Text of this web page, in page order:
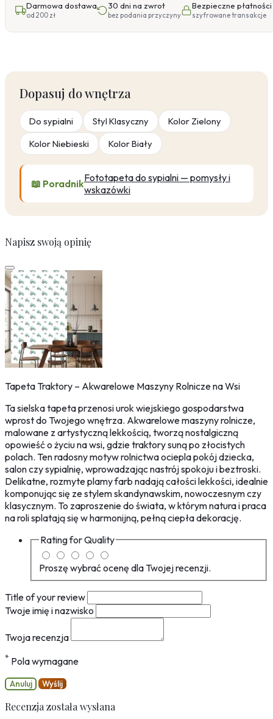
Darmowa dostawa
od 200 zł
30 dni na zwrot
bez podania przyczyny
Bezpieczne płatności
szyfrowane transakcje
Dopasuj do wnętrza
Do sypialni Styl Klasyczny
Kolor Zielony
Kolor Niebieski
Kolor Biały
📖 PoradnikFototapeta do sypialni — pomysły i
wskazówki
Napisz swoją opinię
Tapeta Traktory – Akwarelowe Maszyny Rolnicze na Wsi
Ta sielska tapeta przenosi urok wiejskiego gospodarstwa
wprost do Twojego wnętrza. Akwarelowe maszyny rolnicze,
malowane z artystyczną lekkością, tworzą nostalgiczną
opowieść o życiu na wsi, gdzie traktory suną po złocistych
polach. Ten radosny motyw rolnictwa ociepla pokój dziecka,
salon czy sypialnię, wprowadzając nastrój spokoju i beztroski.
Delikatne, rozmyte plamy farb nadają całości lekkości, idealnie
komponując się ze stylem skandynawskim, nowoczesnym czy
klasycznym. To zaproszenie do świata, w którym natura i praca
na roli splatają się w harmonijną, pełną ciepła dekorację.
Rating forQuality
Proszę wybrać ocenę dla Twojej recenzji.
Title of your review
Twoje imię i nazwisko
Twoja recenzja
* Pola wymagane
Anuluj Wyślij
Recenzja została wysłana